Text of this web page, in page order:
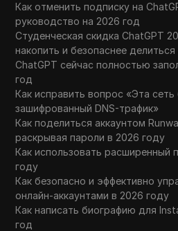
Как отменить подписку на
руководство на 2026 год
Студенческая скидка ChatGPT
накопить и безопаснее делиться
ChatGPT сейчас полностью
год
Как исправить вопрос «Эта сеть
зашифрованный DNS-трафик»
Как поделиться аккаунтом
раскрывая пароли в 2026 году
Как использовать расширенный
году
Как безопасно и эффективно
онлайн-аккаунтами в 2026 году
Как написать биографию для
год